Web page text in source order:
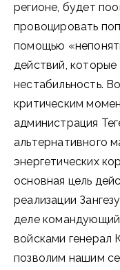
регионе, будет
провоцировать
помощью
действий,
нестабильность.
критическим
администрация
альтернативного
энергетических
основная цель
реализации
деле
войсками генерал
позволим нашим